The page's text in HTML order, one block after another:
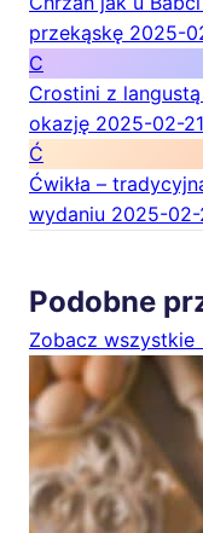
przekąskę 2025-
C
Crostini z
okazję 2025-02-21
Ć
Ćwikła –
wydaniu 2025-02-
Podobne
Zobacz